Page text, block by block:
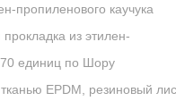
пропиленового каучука
прокладка из этилен-
70 единиц по Шору
EPDM, резиновый